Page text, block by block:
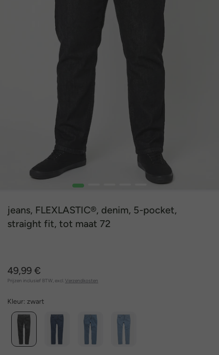
1
jeans, FLEXLASTIC®, denim, 5-pocket,
straight fit, tot maat 72
49,99 €
Prijzen inclusief BTW, excl. Verzendkosten
Kleur: zwart